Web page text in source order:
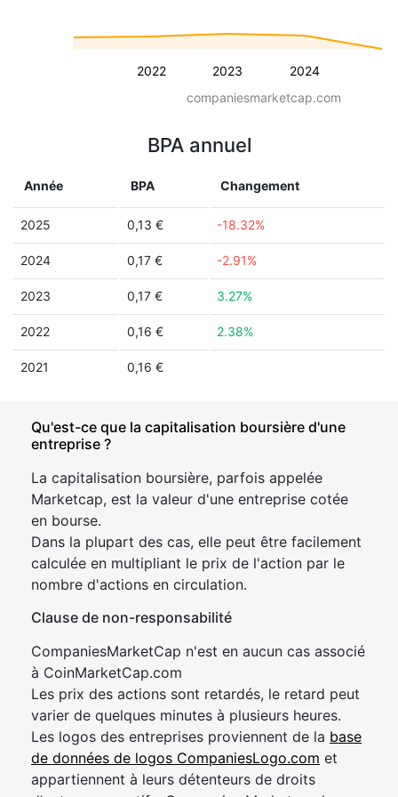
2022 2023 2024
companiesmarketcap.com
BPA annuel
Année BPA Changement
2025 0,13 € -18.32%
2024 0,17 € -2.91%
2023 0,17 € 3.27%
2022 0,16 € 2.38%
2021 0,16 €
Qu'est-ce que la capitalisation boursière d'une
entreprise ?
La capitalisation boursière, parfois appelée
Marketcap, est la valeur d'une entreprise cotée
en bourse.
Dans la plupart des cas, elle peut être facilement
calculée en multipliant le prix de l'action par le
nombre d'actions en circulation.
Clause de non-responsabilité
CompaniesMarketCap n'est en aucun cas associé
à CoinMarketCap.com
Les prix des actions sont retardés, le retard peut
varier de quelques minutes à plusieurs heures.
Les logos des entreprises proviennent de la base
de données de logos CompaniesLogo.com et
appartiennent à leurs détenteurs de droits